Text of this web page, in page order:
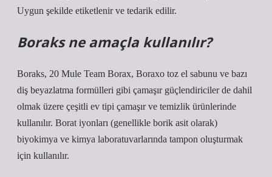
Uygun şekilde etiketlenir ve tedarik edilir.
Boraks ne amaçla kullanılır?
Boraks, 20 Mule Team Borax, Boraxo toz el sabunu ve bazı
diş beyazlatma formülleri gibi çamaşır güçlendiriciler de dahil
olmak üzere çeşitli ev tipi çamaşır ve temizlik ürünlerinde
kullanılır. Borat iyonları (genellikle borik asit olarak)
biyokimya ve kimya laboratuvarlarında tampon oluşturmak
için kullanılır.